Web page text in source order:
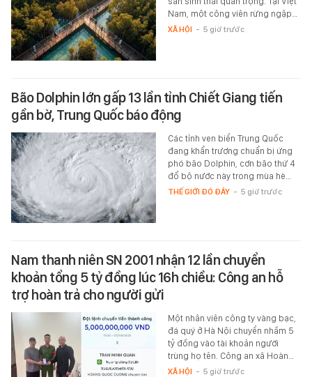
Nam, một công viên rừng ngập…
XÃ HỘI - 5 giờ trước
Bão Dolphin lớn gấp 13 lần tỉnh Chiết Giang tiến
gần bờ, Trung Quốc báo động
Các tỉnh ven biển Trung Quốc
đang khẩn trương chuẩn bị ứng
phó bão Dolphin, cơn bão thứ 4
đổ bộ nước này trong mùa hè…
THẾ GIỚI ĐÓ ĐÂY - 5 giờ trước
Nam thanh niên SN 2001 nhận 12 lần chuyển
khoản tổng 5 tỷ đồng lúc 16h chiều: Công an hỗ
trợ hoàn trả cho người gửi
Một nhân viên công ty vàng bạc,
đá quý ở Hà Nội chuyển nhầm 5
tỷ đồng vào tài khoản người
trùng họ tên. Công an xã Hoàn…
XÃ HỘI - 5 giờ trước